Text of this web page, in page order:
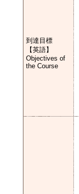
到達目標
【英語】
Objectives of
the Course